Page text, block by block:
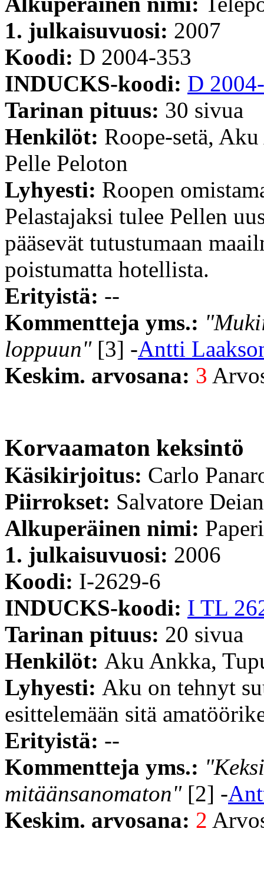
1. julkaisuvuosi: 2007
Koodi: D 2004-353
INDUCKS-koodi: D
Tarinan pituus: 30 sivua
Henkilöt: Roope-setä,
Pelle Peloton
Lyhyesti: Roopen
Pelastajaksi tulee Pellen
pääsevät tutustumaan
poistumatta hotellista.
Erityistä: --
Kommentteja yms.:
loppuun"[3] -Antti
Keskim. arvosana: 3
Korvaamaton keksintö
Käsikirjoitus: Carlo
Piirrokset: Salvatore
Alkuperäinen nimi:
1. julkaisuvuosi: 2006
Koodi: I-2629-6
INDUCKS-koodi: I TL
Tarinan pituus: 20 sivua
Henkilöt: Aku Ankka,
Lyhyesti: Aku on tehnyt
esittelemään sitä
Erityistä: --
Kommentteja yms.:
mitäänsanomaton"[2] -
Keskim. arvosana: 2